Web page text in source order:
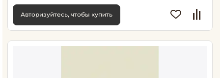
Авторизуйтесь, чтобы купить